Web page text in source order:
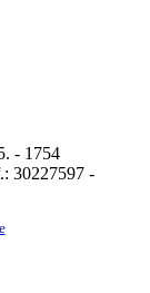
- 1754
30227597 -